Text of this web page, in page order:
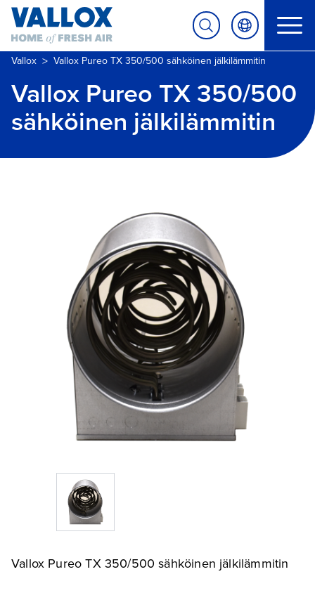
Vallox > Vallox Pureo TX 350/500 sähköinen jälkilämmitin
Vallox Pureo TX 350/500
sähköinen jälkilämmitin
Vallox Pureo TX 350/500 sähköinen jälkilämmitin